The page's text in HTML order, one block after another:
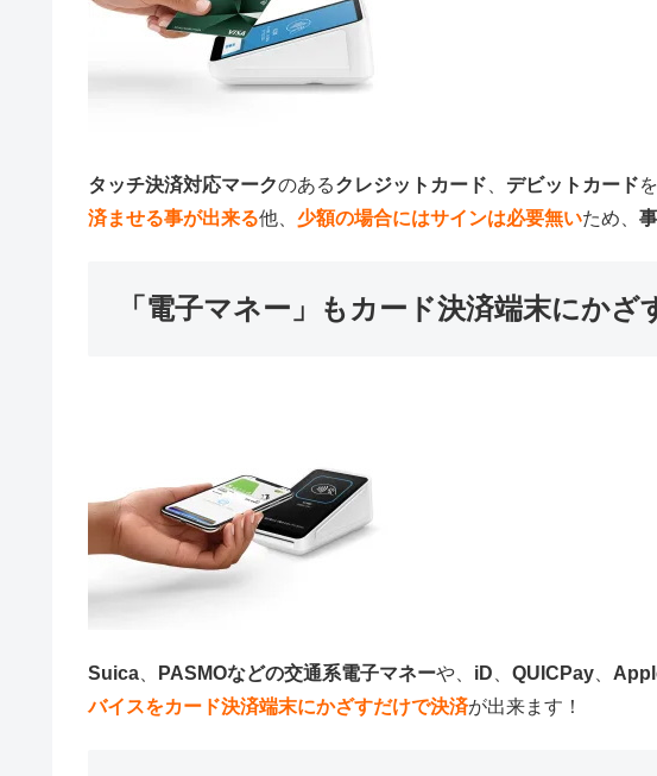
タッチ決済対応マークのあるクレジットカード デビットカードを
済ませる事が出来る他、 少額の場合にはサインは必要無いため、
「電子マネー」もカード決済端末にかざ
Suica PASMOなどの交通系電子マネーや、 iD QUICPay
バイスをカード決済端末にかざすだけで決済が出来ます！